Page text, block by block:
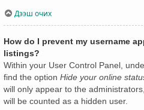
Дээш очих
How do I prevent my username
listings?
Within your User Control Panel,
find the option Hide your online
will only appear to the
will be counted as a hidden user.